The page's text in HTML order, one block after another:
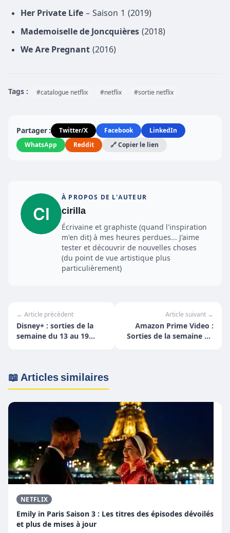
Her Private Life – Saison 1 (2019)
Mademoiselle de Joncquières (2018)
We Are Pregnant (2016)
Tags : #catalogue netflix #netflix #sortie netflix
Partager : Twitter/X Facebook
LinkedIn
WhatsApp
Reddit 🔗 Copier le lien
À PROPOS DE L'AUTEUR
cirilla
Écrivaine et graphiste (quand l'inspiration
m'en dit) à mes heures perdues... J'aime
tester et découvrir de nouvelles choses
(du point de vue artistique plus
particulièrement)
← Article précédent
Disney+ : sorties de la
semaine du 13 au 19
Article suivant →
Amazon Prime Video :
Sorties de la semaine du
📖 Articles similaires
NETFLIX
Emily in Paris Saison 3 : Les titres des épisodes dévoilés
et plus de mises à jour